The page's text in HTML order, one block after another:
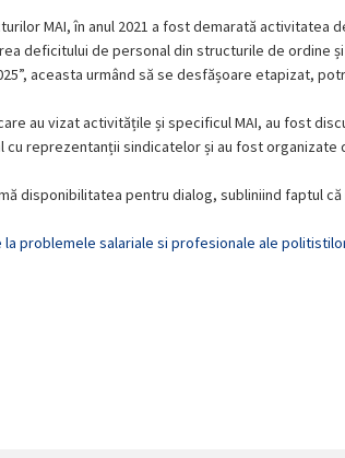
MAI, în anul 2021 a fost demarată activitatea
deficitului de personal din structurile de ordine
aceasta urmând să se desfășoare etapizat,
au vizat activitățile și specificul MAI, au fost
cu reprezentanții sindicatelor și au fost
disponibilitatea pentru dialog, subliniind faptul
la problemele salariale si profesionale ale